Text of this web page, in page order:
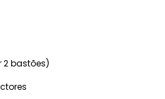
2 bastões)